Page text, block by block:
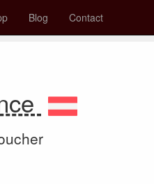
Blog Contact